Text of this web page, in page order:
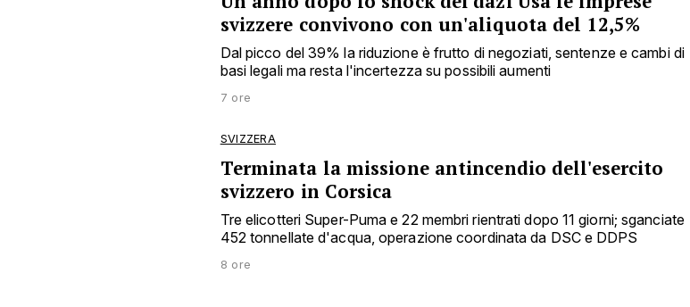
svizzere convivono con un'aliquota del 12,5%
Dal picco del 39% la riduzione è frutto di negoziati, sentenze e cambi di
basi legali ma resta l'incertezza su possibili aumenti
7 ore
SVIZZERA
Terminata la missione antincendio dell'esercito
svizzero in Corsica
Tre elicotteri Super-Puma e 22 membri rientrati dopo 11 giorni; sganciate
452 tonnellate d'acqua, operazione coordinata da DSC e DDPS
8 ore